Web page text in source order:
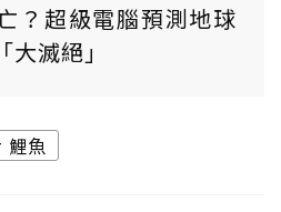
？超級電腦預測地球
滅絕」
鯉魚